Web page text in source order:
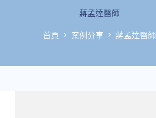
蔣孟達醫師
首頁 案例分享 蔣孟達醫師